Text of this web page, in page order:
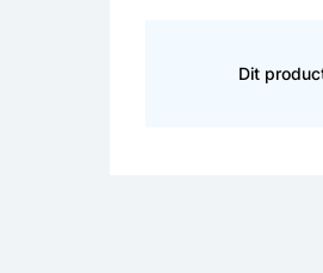
Dit